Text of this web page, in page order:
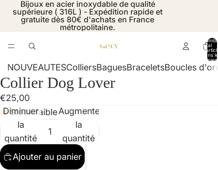
Bijoux en acier inoxydable de qualité
supérieure ( 316L ) - Expédition rapide et
gratuite dès 80€ d'achats en France
métropolitaine.
total
dans le
NOUVEAUTESColliersBaguesBraceletsBoucles
Ouvrir
l’image
en
plein
écran
Ouvrir
l’image
en
plein
écran
Ouvrir
l’image
en
plein
écran
Ouvrir
l’image
en
plein
écran
Ouvrir
l’image
en
plein
écran
Ouvrir
l’image
en
plein
écran
Collier Dog Lover
€25,00
Stock faible
Diminuer
la
quantité
Augmenter
la
quantité
Ajouter au panier